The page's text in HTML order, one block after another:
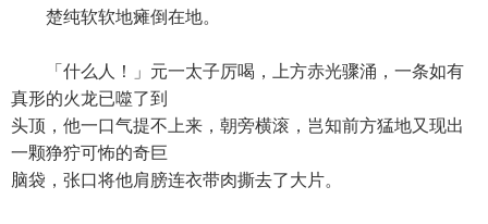
楚纯软软地瘫倒在地。
「什么人！」元一太子厉喝，上方赤光骤涌，一条如有
真形的火龙已噬了到
头顶，他一口气提不上来，朝旁横滚，岂知前方猛地又现出
一颗狰狞可怖的奇巨
脑袋，张口将他肩膀连衣带肉撕去了大片。